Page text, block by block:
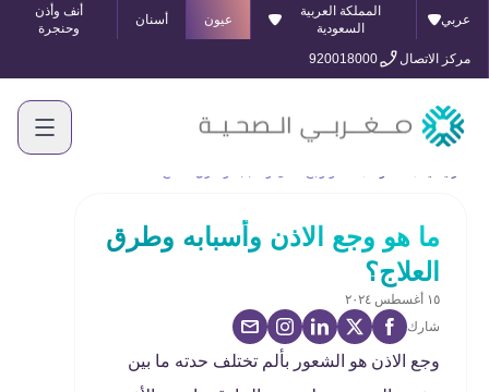
عربي
المملكة العربية
السعودية
عيون أسنان
أنف وأذن
وحنجرة
مركز الاتصال
920018000
ما هو وجع الاذن وأسبابه وطرق
العلاج؟
١٥ أغسطس ٢٠٢٤
شارك
وجع الاذن هو الشعور بألم تختلف حدته ما بين